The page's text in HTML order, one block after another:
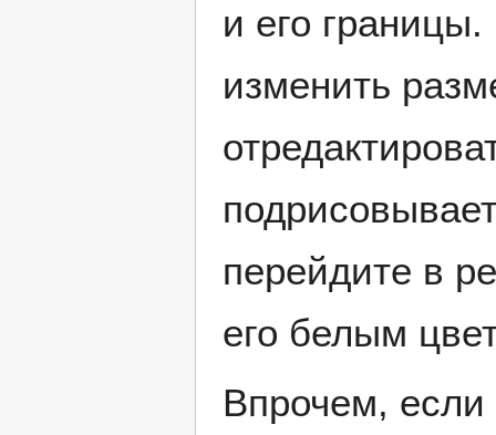
и его
изменить
перейдите в
его белым
Впрочем, если